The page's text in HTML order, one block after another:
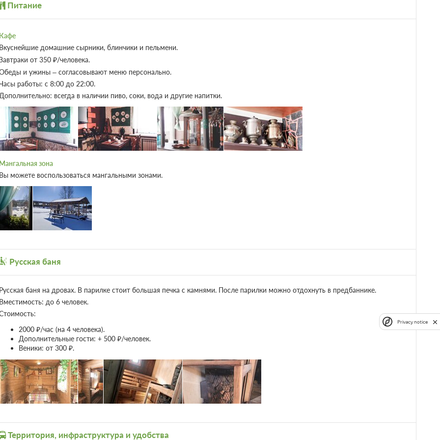
Сумма предоплаты составляет 840 руб.
3 фото
Трехместный с удобствами
3 гостя
Основной, Без питания
При отмене оплата не возвращается
Требуется внесение предоплаты в течение 1 часа.
Сумма предоплаты составляет 840 руб.
Моментальное подтверждение
При отмене оплата не возвращается
Сумма предоплаты составляет 840 руб.
4 фото
Стандарт трехместный Подробнее
3 гостя
Требуется внесение предоплаты в течение 1 часа.
Сумма предоплаты составляет 840 руб.
Забронировать
3 гостя
Моментальное подтверждение
Основной, Без питания
При отмене оплата не возвращается
Детские телеканалы
Питание
домашние сырники, блинчики и пельмени.
от 350 ₽/человека.
и ужины – согласовывают меню персонально.
работы: с 8:00 до 22:00.
всегда в наличии пиво, соки, вода и другие напитки.
зона
можете воспользоваться мангальными зонами.
Русская баня
баня на дровах. В парилке стоит большая печка с камнями. После парилки можно отдохнуть в предбаннике.
до 6 человек.
2000 ₽/час (на 4 человека).
Дополнительные гости: + 500 ₽/человек.
Веники: от 300 ₽.
Территория, инфраструктура и удобства
Privacy notice